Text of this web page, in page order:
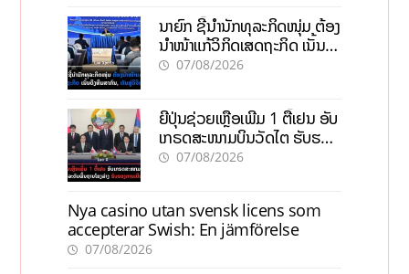
ນາຍົກ ຊີ້ນຳນັກທຸລະກິດໜຸ່ມ ຕ້ອງ
ນຳໜ້າແກ້ວິກິດເສດຖະກິດ ເນັ້ນດຶງ
ທຶນສາກົນ, ຫັນສູ່ດິຈິຕອນ
07/08/2026
ຍີ່ປຸ່ນຊ່ວຍເຫຼືອເພີ່ມ 1 ຕື້ເຢນ ອັບ
ເກຣດສະໜາມບິນວັດໄຕ ຮັບຮອງ
ການເຕີບໂຕ
07/08/2026
Nya casino utan svensk licens som
accepterar Swish: En jämförelse
07/08/2026